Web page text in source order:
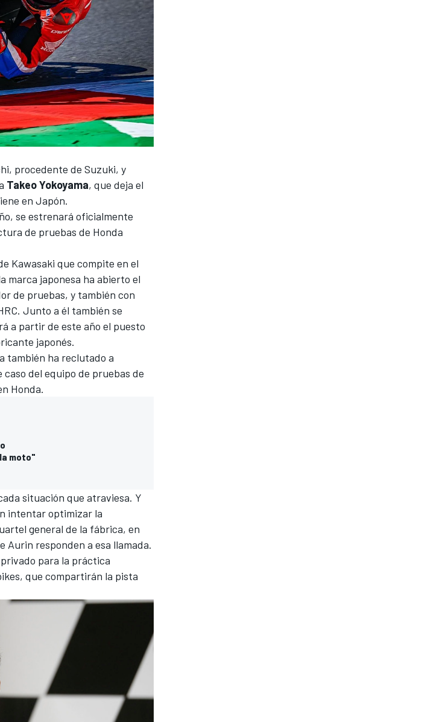
procedente de Suzuki, y
Takeo Yokoyama, que deja el
en Japón.
se estrenará oficialmente
de pruebas de Honda
Kawasaki que compite en el
marca japonesa ha abierto el
de pruebas, y también con
Junto a él también se
a partir de este año el puesto
japonés.
también ha reclutado a
del equipo de pruebas de
Honda.
moto"
situación que atraviesa. Y
intentar optimizar la
general de la fábrica, en
Aurin responden a esa llamada.
para la práctica
que compartirán la pista